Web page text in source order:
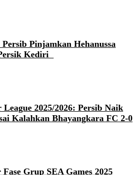
Pinjamkan Hehanussa
Kediri
League 2025/2026: Persib Naik
Kalahkan Bhayangkara FC 2-0
Grup SEA Games 2025